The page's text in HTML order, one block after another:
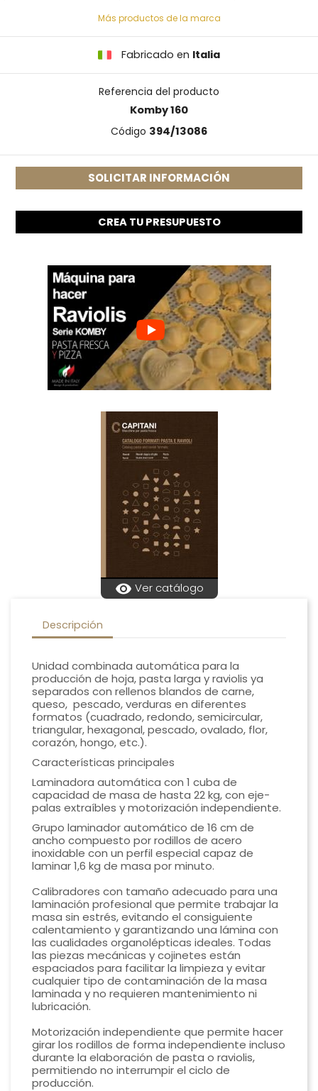
Más productos de la marca
Fabricado en Italia
Referencia del producto
Komby 160
Código 394/13086
SOLICITAR INFORMACIÓN
CREA TU PRESUPUESTO
visibility Ver catálogo
Descripción
Unidad combinada automática para la
producción de hoja, pasta larga y raviolis ya
separados con rellenos blandos de carne,
queso, pescado, verduras en diferentes
formatos (cuadrado, redondo, semicircular,
triangular, hexagonal, pescado, ovalado, flor,
corazón, hongo, etc.).
Características principales
Laminadora automática con 1 cuba de
capacidad de masa de hasta 22 kg, con eje-
palas extraíbles y motorización independiente.
Grupo laminador automático de 16 cm de
ancho compuesto por rodillos de acero
inoxidable con un perfil especial capaz de
laminar 1,6 kg de masa por minuto.
Calibradores con tamaño adecuado para una
laminación profesional que permite trabajar la
masa sin estrés, evitando el consiguiente
calentamiento y garantizando una lámina con
las cualidades organolépticas ideales. Todas
las piezas mecánicas y cojinetes están
espaciados para facilitar la limpieza y evitar
cualquier tipo de contaminación de la masa
laminada y no requieren mantenimiento ni
lubricación.
Motorización independiente que permite hacer
girar los rodillos de forma independiente incluso
durante la elaboración de pasta o raviolis,
permitiendo no interrumpir el ciclo de
producción.